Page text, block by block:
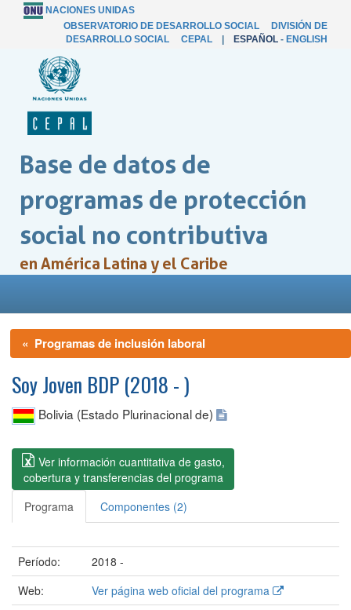
NACIONES UNIDAS
OBSERVATORIO DE DESARROLLO SOCIAL
DIVISIÓN DE
DESARROLLO SOCIAL
CEPAL ESPAÑOL - ENGLISH
Base de datos de
programas de protección
social no contributiva
en América Latina y el Caribe
« Programas de inclusión laboral
Soy Joven BDP (2018 - )
Bolivia (Estado Plurinacional de)
Ver información cuantitativa de gasto,
cobertura y transferencias del programa
Programa
Componentes (2)
Período:
2018 -
Web:
Ver página web oficial del programa